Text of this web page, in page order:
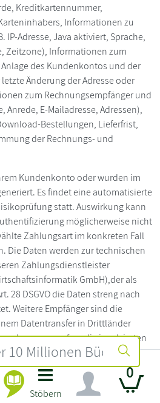
Stöbern
0
Kreditkartennummer,
Informationen zu
IP-Adresse, Java aktiviert, Sprache,
Zeitzone), Informationen zum
des Kundenkontos und der
Änderung der Adresse oder
zum Rechnungsempfänger und
Anrede, E-Mailadresse, Adressen),
Bestellungen, Lieferfrist,
der Rechnungs- und
Kundenkonto oder wurden im
Es findet eine automatisierte
statt. Auswirkung kann
möglicherweise nicht
Zahlungsart im konkreten Fall
Die Daten werden zur technischen
Zahlungsdienstleister
GmbH),der als
28 DSGVO die Daten streng nach
Weitere Empfänger sind die
Datentransfer in Drittländer
kommen, sofern die involvierten
sind. Wir haben mit Computop
Computop Paygate
Löschung von
Ablauf von 12 Monaten;